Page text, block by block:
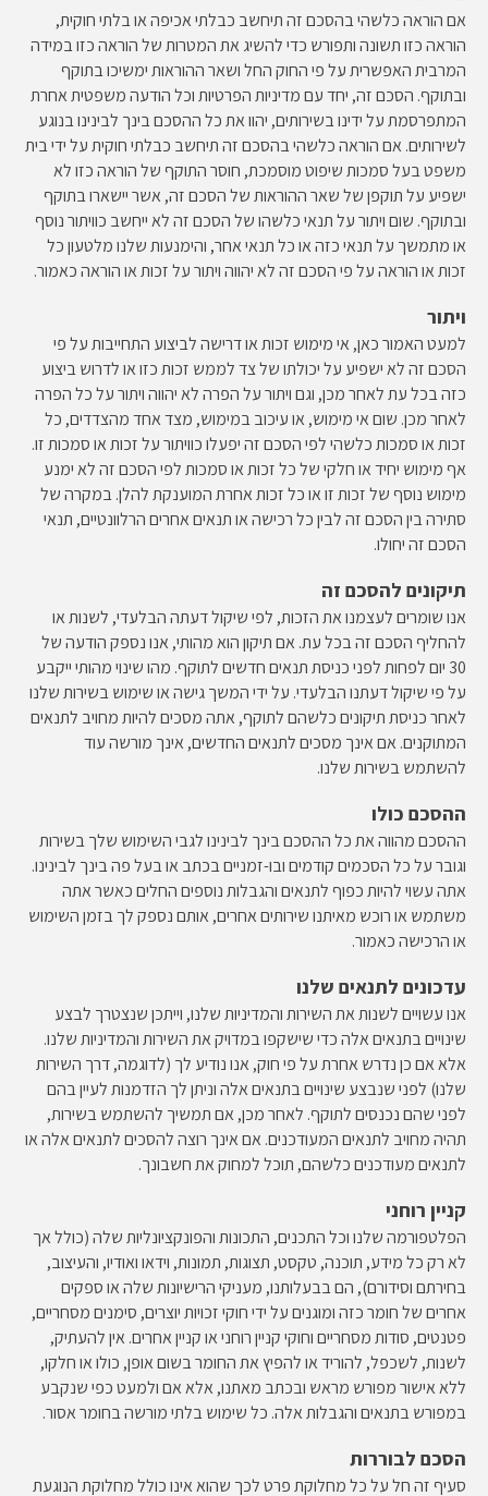
אם הוראה כלשהי בהסכם זה תיחשב כבלתי אכיפה או בלתי חוקית,
הוראה כזו תשונה ותפורש כדי להשיג את המטרות של הוראה כזו במידה
המרבית האפשרית על פי החוק החל ושאר ההוראות ימשיכו בתוקף
ובתוקף. הסכם זה, יחד עם מדיניות הפרטיות וכל הודעה משפטית אחרת
המתפרסמת על ידינו בשירותים, יהוו את כל ההסכם בינך לבינינו בנוגע
לשירותים. אם הוראה כלשהי בהסכם זה תיחשב כבלתי חוקית על ידי בית
משפט בעל סמכות שיפוט מוסמכת, חוסר התוקף של הוראה כזו לא
ישפיע על תוקפן של שאר ההוראות של הסכם זה, אשר יישארו בתוקף
ובתוקף. שום ויתור על תנאי כלשהו של הסכם זה לא ייחשב כוויתור נוסף
או מתמשך על תנאי כזה או כל תנאי אחר, והימנעות שלנו מלטעון כל
זכות או הוראה על פי הסכם זה לא יהווה ויתור על זכות או הוראה כאמור.
ויתור
למעט האמור כאן, אי מימוש זכות או דרישה לביצוע התחייבות על פי
הסכם זה לא ישפיע על יכולתו של צד לממש זכות כזו או לדרוש ביצוע
כזה בכל עת לאחר מכן, וגם ויתור על הפרה לא יהווה ויתור על כל הפרה
לאחר מכן. שום אי מימוש, או עיכוב במימוש, מצד אחד מהצדדים, כל
זכות או סמכות כלשהי לפי הסכם זה יפעלו כוויתור על זכות או סמכות זו.
אף מימוש יחיד או חלקי של כל זכות או סמכות לפי הסכם זה לא ימנע
מימוש נוסף של זכות זו או כל זכות אחרת המוענקת להלן. במקרה של
סתירה בין הסכם זה לבין כל רכישה או תנאים אחרים הרלוונטיים, תנאי
הסכם זה יחולו.
תיקונים להסכם זה
אנו שומרים לעצמנו את הזכות, לפי שיקול דעתה הבלעדי, לשנות או
להחליף הסכם זה בכל עת. אם תיקון הוא מהותי, אנו נספק הודעה של
30 יום לפחות לפני כניסת תנאים חדשים לתוקף. מהו שינוי מהותי ייקבע
על פי שיקול דעתנו הבלעדי. על ידי המשך גישה או שימוש בשירות שלנו
לאחר כניסת תיקונים כלשהם לתוקף, אתה מסכים להיות מחויב לתנאים
המתוקנים. אם אינך מסכים לתנאים החדשים, אינך מורשה עוד
להשתמש בשירות שלנו.
ההסכם כולו
ההסכם מהווה את כל ההסכם בינך לבינינו לגבי השימוש שלך בשירות
וגובר על כל הסכמים קודמים ובו-זמניים בכתב או בעל פה בינך לבינינו.
אתה עשוי להיות כפוף לתנאים והגבלות נוספים החלים כאשר אתה
משתמש או רוכש מאיתנו שירותים אחרים, אותם נספק לך בזמן השימוש
או הרכישה כאמור.
עדכונים לתנאים שלנו
אנו עשויים לשנות את השירות והמדיניות שלנו, וייתכן שנצטרך לבצע
שינויים בתנאים אלה כדי שישקפו במדויק את השירות והמדיניות שלנו.
אלא אם כן נדרש אחרת על פי חוק, אנו נודיע לך (לדוגמה, דרך השירות
שלנו) לפני שנבצע שינויים בתנאים אלה וניתן לך הזדמנות לעיין בהם
לפני שהם נכנסים לתוקף. לאחר מכן, אם תמשיך להשתמש בשירות,
תהיה מחויב לתנאים המעודכנים. אם אינך רוצה להסכים לתנאים אלה או
לתנאים מעודכנים כלשהם, תוכל למחוק את חשבונך.
קניין רוחני
הפלטפורמה שלנו וכל התכנים, התכונות והפונקציונליות שלה (כולל אך
לא רק כל מידע, תוכנה, טקסט, תצוגות, תמונות, וידאו ואודיו, והעיצוב,
בחירתם וסידורם), הם בבעלותנו, מעניקי הרישיונות שלה או ספקים
אחרים של חומר כזה ומוגנים על ידי חוקי זכויות יוצרים, סימנים מסחריים,
פטנטים, סודות מסחריים וחוקי קניין רוחני או קניין אחרים. אין להעתיק,
לשנות, לשכפל, להוריד או להפיץ את החומר בשום אופן, כולו או חלקו,
ללא אישור מפורש מראש ובכתב מאתנו, אלא אם ולמעט כפי שנקבע
במפורש בתנאים והגבלות אלה. כל שימוש בלתי מורשה בחומר אסור.
הסכם לבוררות
סעיף זה חל על כל מחלוקת פרט לכך שהוא אינו כולל מחלוקת הנוגעת